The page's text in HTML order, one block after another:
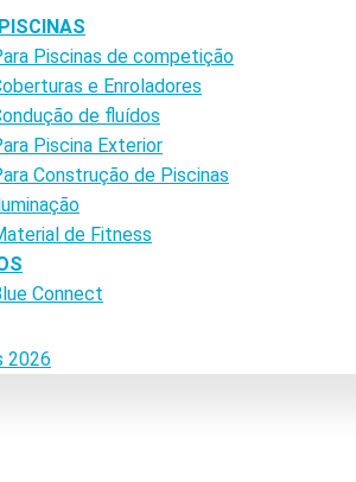
Piscinas de competição
e Enroladores
de fluídos
Piscina Exterior
Construção de Piscinas
Iluminação
de Fitness
Connect
2026